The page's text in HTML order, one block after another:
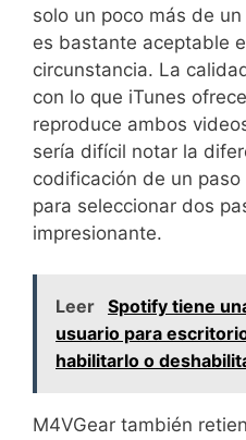
solo un poco más de
es bastante aceptable
circunstancia. La
con lo que iTunes
reproduce ambos
sería difícil notar la
codificación de un
para seleccionar dos
impresionante.
Leer Spotify tiene
usuario para
habilitarlo o
M4VGear también